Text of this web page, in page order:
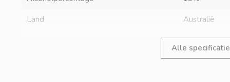
Land Australië
Alle